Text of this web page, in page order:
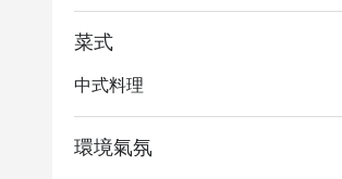
菜式
中式料理
環境氣氛